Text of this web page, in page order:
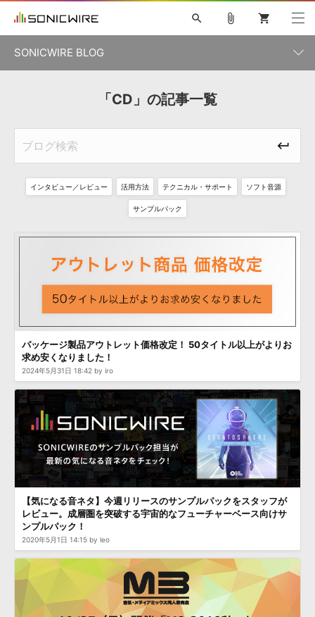
プラグイン・エフェクト »
サンプルパック »
DAW »
効果音 »
BGM »
キャンペーン »
特集 »
ニュースレター »
SONICWIREブログ »
FAQ »
お問い合わせ »
楽曲配信流通
無償のサウンド
次世代型ボーカル・エディタ
APS 映像のBGM・セリフを音声分離
SLS 音素材の制作・ライセンス提供
search
鏡音リン・レン V4X
巡音ルカ V4X
SYLENTH1
VOCALOID VIENNA
ライセンスフリーBGM
TOONTRACK
DUBSTEP
ELECTRONICA EDM TRANCE ROUTER.FM
プラグイン・エフェクト
attach_file shopping_cart
SONICWIRE BLOG
記事一覧
「CD」の記事一覧
インタビュー／レビュー 活用方法 テクニカル・サポート ソフト音源
サンプルパック
パッケージ製品アウトレット価格改定！ 50タイトル以上がよりお
求め安くなりました！
2024年5月31日 18:42 by iro
【気になる音ネタ】今週リリースのサンプルパックをスタッフが
レビュー。成層圏を突破する宇宙的なフューチャーベース向けサ
ンプルパック！
2020年5月1日 14:15 by leo